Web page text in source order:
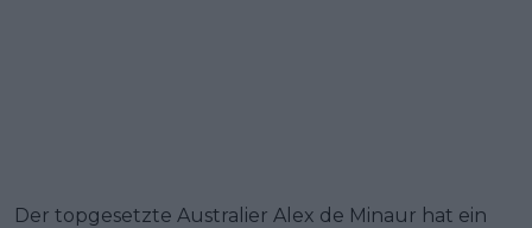
Der topgesetzte Australier Alex de Minaur hat ein